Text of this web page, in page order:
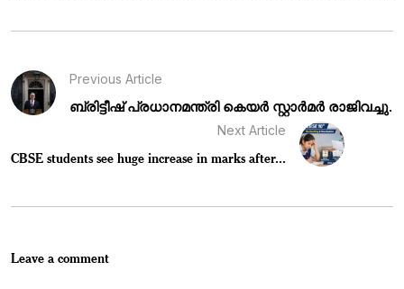
Previous Article
ബ്രിട്ടീഷ് പ്രധാനമന്ത്രി കെയർ സ്റ്റാർമർ രാജിവച്ചു.
Next Article
CBSE students see huge increase in marks after...
Leave a comment